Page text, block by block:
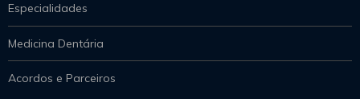
Especialidades
Medicina Dentária
Acordos e Parceiros